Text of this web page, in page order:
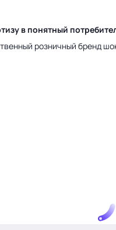
в понятный
розничный бренд